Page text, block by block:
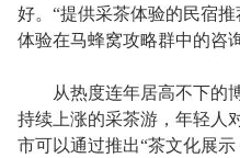
好。“提供采茶体验的民宿
体验在马蜂窝攻略群中的咨
从热度连年居高不下的博
持续上涨的采茶游，年轻人
市可以通过推出“茶文化展